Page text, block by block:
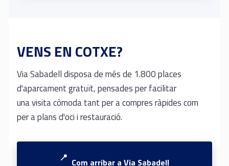
VENS EN COTXE?
Via Sabadell disposa de més de 1.800 places
d'aparcament gratuït, pensades per facilitar
una visita còmoda tant per a compres ràpides com
per a plans d'oci i restauració.
Com arribar a Via Sabadell